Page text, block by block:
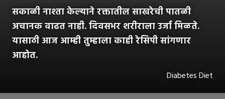
सकाळी नाश्ता केल्याने रक्तातील साखरेची पातळी
अचानक वाढत नाही. दिवसभर शरीराला उर्जा मिळते.
यासाठी आज आम्ही तुम्हाला काही रेसिपी सांगणार
आहोत.
Diabetes Diet